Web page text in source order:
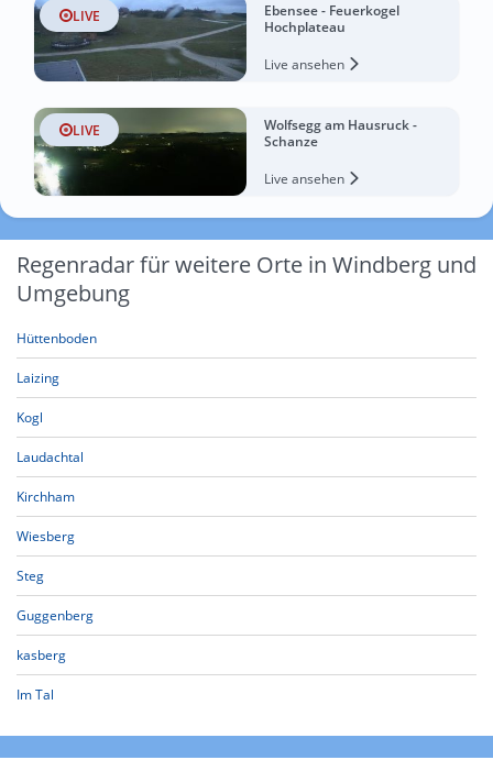
LIVE
Ebensee - Feuerkogel
Hochplateau
Live ansehen
LIVE
Wolfsegg am Hausruck -
Schanze
Live ansehen
Regenradar für weitere Orte in Windberg und
Umgebung
Hüttenboden
Laizing
Kogl
Laudachtal
Kirchham
Wiesberg
Steg
Guggenberg
kasberg
Im Tal